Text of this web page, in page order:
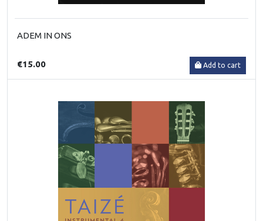
ADEM IN ONS
€15.00 Add to cart